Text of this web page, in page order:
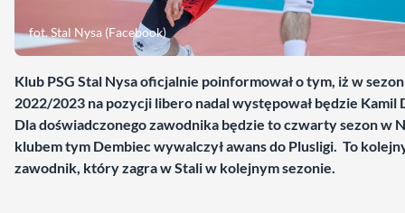
fot. Stal Nysa (Facebook)
Klub PSG Stal Nysa oficjalnie poinformował o tym, iż w
2022/2023 na pozycji libero nadal występował będzie Kamil
Dla doświadczonego zawodnika będzie to czwarty sezon w
klubem tym Dembiec wywalczył awans do Plusligi. To
zawodnik, który zagra w Stali w kolejnym sezonie.